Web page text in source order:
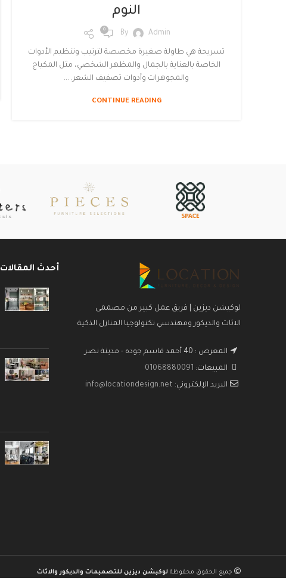
النوم
By Admin
0
تسريحة هي طاولة صغيرة مخصصة لترتيب وتنظيم الأدوات
الخاصة بالعناية بالجمال والمظهر الشخصي، مثل المكياج
والمجوهرات وأدوات تصفيف الشعر. ...
CONTINUE READING
لوكيشن ديزين | فريق عمل كبير من مصممى
الاثاث والديكور ومهندسي تكنولوجيا المنازل الذكية
المعرض : 40 أحمد قاسم جوده - مدينة نصر
المبيعات: 01068880091
البريد الإلكتروني: info@locationdesign.net
أحدث المقالات
جميع الحقوق محفوظة لوكيشن ديزين للتصميمات والديكور والاثاث